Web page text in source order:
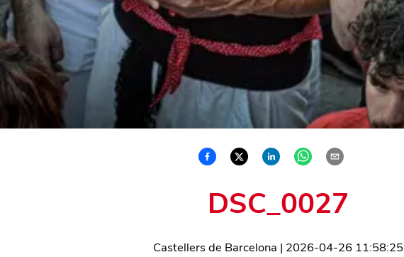
DSC_0027
Castellers de Barcelona | 2026-04-26 11:58:25